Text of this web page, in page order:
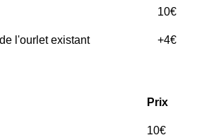
10€
l'ourlet existant +4€
Prix
10€